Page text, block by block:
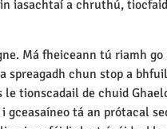
iasachtaí a chruthú,
Má fheiceann tú riamh
chun stop a
le tionscadail de chuid
tá an prótacal